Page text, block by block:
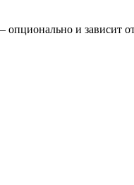
и зависит